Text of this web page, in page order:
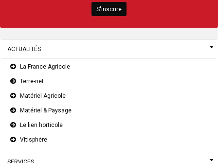
S'inscrire
ACTUALITÉS
La France Agricole
Terre-net
Matériel Agricole
Matériel & Paysage
Le lien horticole
Vitisphère